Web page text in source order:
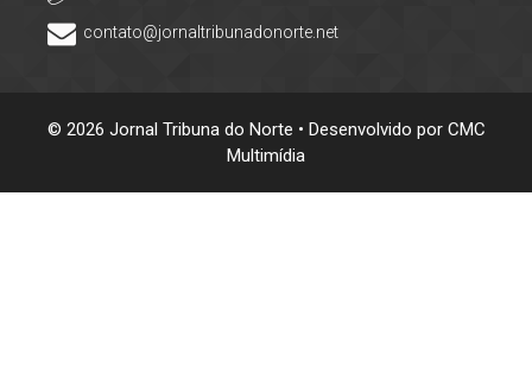
contato@jornaltribunadonorte.net
© 2026 Jornal Tribuna do Norte • Desenvolvido por CMC
Multimídia